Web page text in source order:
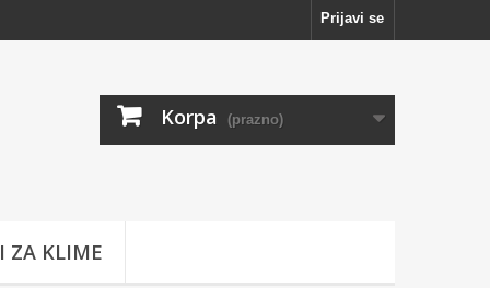
Prijavi se
Korpa (prazno)
ZA KLIME